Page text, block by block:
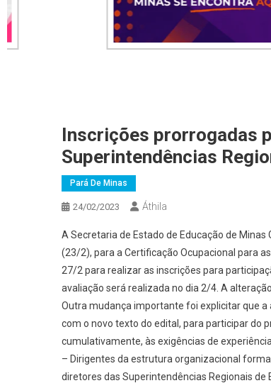
Inscrições prorrogadas
Superintendências
Pará De Minas
24/02/2023 Áthila
A Secretaria de Estado de Educação de
(23/2), para a Certificação Ocupacional para
27/2 para realizar as inscrições para
avaliação será realizada no dia 2/4. A
Outra mudança importante foi explicitar que
com o novo texto do edital, para participar do
cumulativamente, às exigências de
– Dirigentes da estrutura organizacional
diretores das Superintendências Regionais